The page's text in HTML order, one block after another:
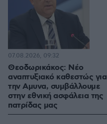
Θεοδωρικάκος: Νέο
αναπτυξιακό καθεστώς για
την Αμυνα, συμβάλλουμε
στην εθνική ασφάλεια της
πατρίδας μας
07.08.2026, 09:32